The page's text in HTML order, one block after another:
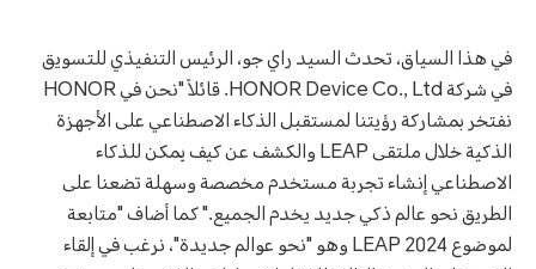
في هذا السياق، تحدث السيد راي جو، الرئيس التنفيذي للتسويق
في شركة HONOR Device Co., Ltd. قائلاً "نحن في HONOR
نفتخر بمشاركة رؤيتنا لمستقبل الذكاء الاصطناعي على الأجهزة
الذكية خلال ملتقى LEAP والكشف عن كيف يمكن للذكاء
الاصطناعي إنشاء تجربة مستخدم مخصصة وسهلة تضعنا على
الطريق نحو عالم ذكي جديد يخدم الجميع." كما أضاف "متابعة
لموضوع LEAP 2024 وهو "نحو عوالم جديدة"، نرغب في إلقاء